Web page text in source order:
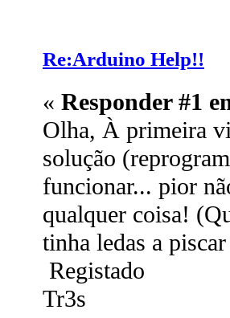
Re:Arduino Help!!
« Responder #1
Olha, À primeira
solução
funcionar... pior
qualquer coisa!
tinha ledas a
Registado
Tr3s